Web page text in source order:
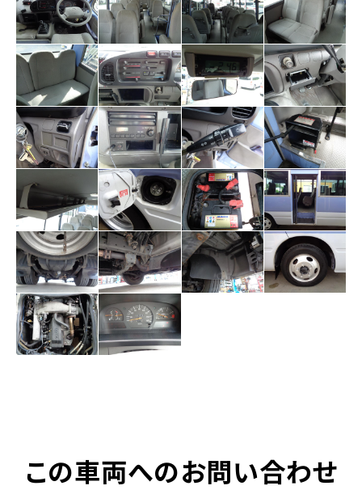
この車両へのお問い合わせ